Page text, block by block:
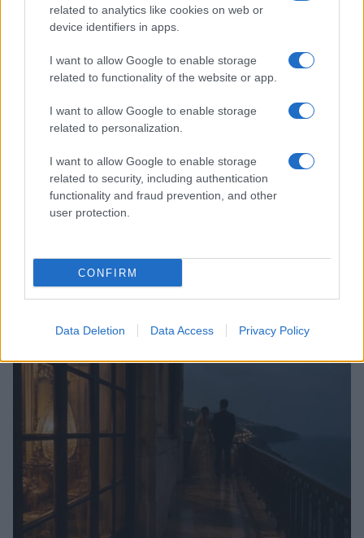
related to analytics like cookies on web or
device identifiers in apps.
I want to allow Google to enable storage
related to functionality of the website or app.
I want to allow Google to enable storage
related to personalization.
I want to allow Google to enable storage
related to security, including authentication
functionality and fraud prevention, and other
user protection.
CONFIRM
Data Deletion Data Access Privacy Policy
Cristian Castiglioni · 9 Ago 2026
Come ottenere ricci morbidi e definiti con la giusta
routine di cura